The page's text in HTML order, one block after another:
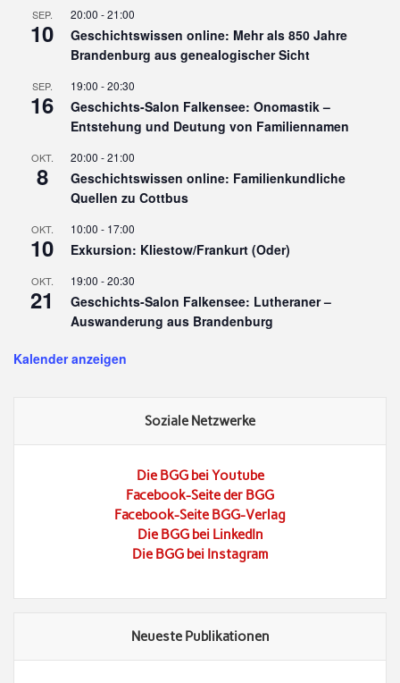
SEP.
10
20:00 -21:00
Geschichtswissen online: Mehr als 850 Jahre
Brandenburg aus genealogischer Sicht
SEP.
16
19:00 -20:30
Geschichts-Salon Falkensee: Onomastik –
Entstehung und Deutung von Familiennamen
OKT.
8
20:00 -21:00
Geschichtswissen online: Familienkundliche
Quellen zu Cottbus
OKT.
10
10:00 - 17:00
Exkursion: Kliestow/Frankurt (Oder)
OKT.
21
19:00 -20:30
Geschichts-Salon Falkensee: Lutheraner –
Auswanderung aus Brandenburg
Kalender anzeigen
Soziale Netzwerke
Die BGG bei Youtube
Facebook-Seite der BGG
Facebook-Seite BGG-Verlag
Die BGG bei LinkedIn
Die BGG bei Instagram
Neueste Publikationen